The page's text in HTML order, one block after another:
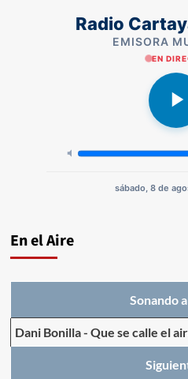
Radio
EMISORA
EN
sábado, 8 de
En el Aire
Sonando
Dani Bonilla- Que se calle el